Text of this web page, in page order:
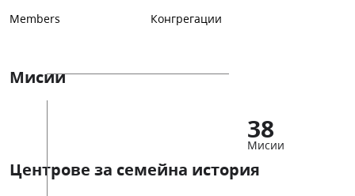
Members Конгрегации
Мисии
38
Мисии
Центрове за семейна история